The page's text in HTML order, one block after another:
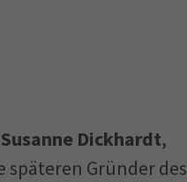
Susanne Dickhardt,
späteren Gründer des